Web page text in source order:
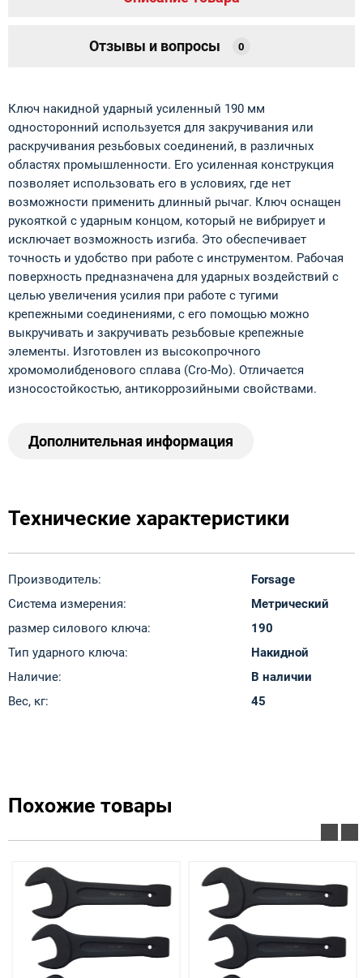
Отзывы и вопросы 0
Ключ накидной ударный усиленный 190 мм
односторонний используется для закручивания или
раскручивания резьбовых соединений, в различных
областях промышленности. Его усиленная конструкция
позволяет использовать его в условиях, где нет
возможности применить длинный рычаг. Ключ оснащен
рукояткой с ударным концом, который не вибрирует и
исключает возможность изгиба. Это обеспечивает
точность и удобство при работе с инструментом. Рабочая
поверхность предназначена для ударных воздействий с
целью увеличения усилия при работе с тугими
крепежными соединениями, с его помощью можно
выкручивать и закручивать резьбовые крепежные
элементы. Изготовлен из высокопрочного
хромомолибденового сплава (Cro-Mo). Отличается
износостойкостью, антикоррозийными свойствами.
Дополнительная информация
Технические характеристики
Производитель:
Forsage
Система измерения:
Метрический
размер силового ключа:
190
Тип ударного ключа:
Накидной
Наличие:
В наличии
Вес, кг:
45
Похожие товары